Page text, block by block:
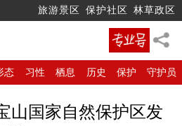
旅游景区 保护社区 林草政区
态 习性 栖息 历史 保护 守护员
山国家自然保护区发